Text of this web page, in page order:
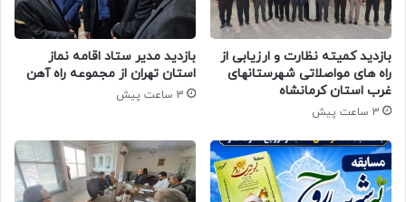
بازدید کمیته نظارت و ارزیابی از
راه های مواصلاتی شهرستانهای
غرب استان کرمانشاه
3 ساعت پیش
بازدید مدیر ستاد اقامه نماز
استان تهران از مجموعه راه آهن
3 ساعت پیش